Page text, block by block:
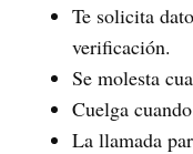
Te solicita
verificación.
Se molesta
Cuelga
La llamada